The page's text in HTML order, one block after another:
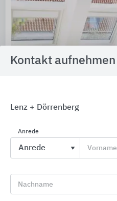
VELUX Dachfenster
Kontakt aufnehmen
Lenz + Dörrenberg
Anrede
Vorname
Nachname